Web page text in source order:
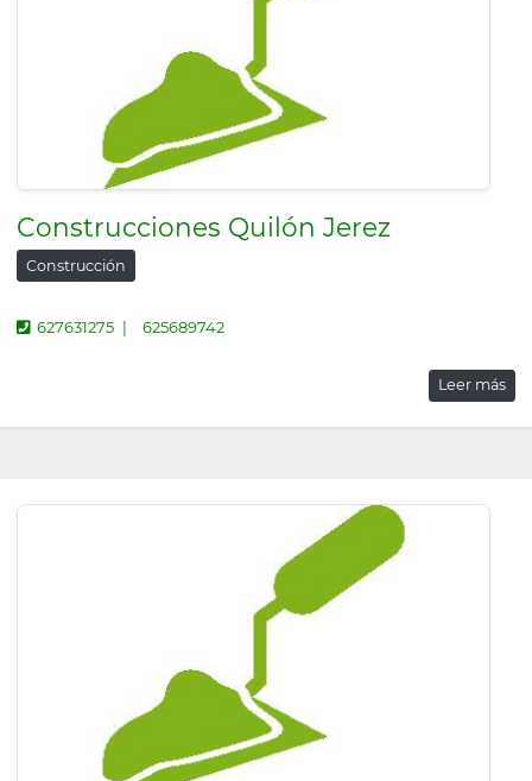
Construcciones Quilón Jerez
Construcción
627631275 625689742
Leer más